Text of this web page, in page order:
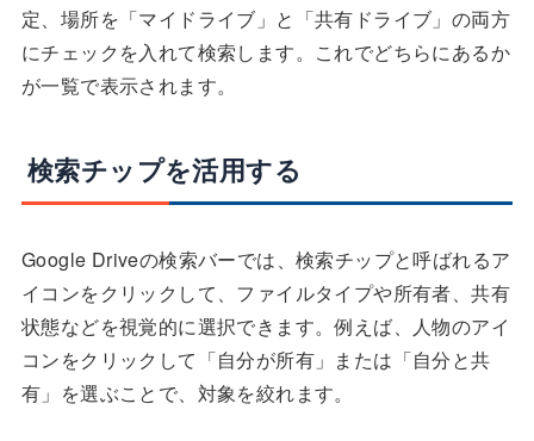
定、場所を「マイドライブ」と「共有ドライブ」の両方
にチェックを入れて検索します。これでどちらにあるか
が一覧で表示されます。
検索チップを活用する
Google Driveの検索バーでは、検索チップと呼ばれるア
イコンをクリックして、ファイルタイプや所有者、共有
状態などを視覚的に選択できます。例えば、人物のアイ
コンをクリックして「自分が所有」または「自分と共
有」を選ぶことで、対象を絞れます。